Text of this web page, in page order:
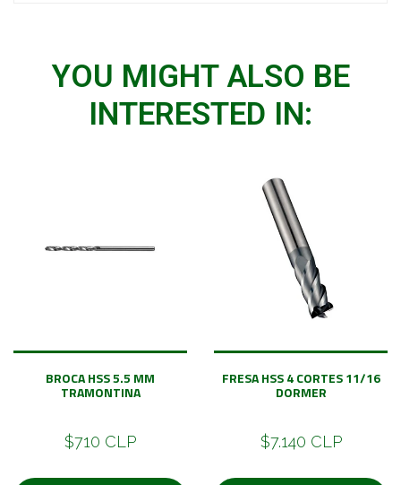
YOU MIGHT ALSO BE
INTERESTED IN:
BROCA HSS 5.5 MM
TRAMONTINA
$710 CLP
FRESA HSS 4 CORTES 11/16
DORMER
$7.140 CLP